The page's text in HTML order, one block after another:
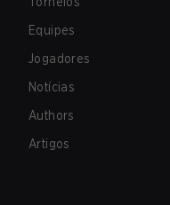
Equipes
Jogadores
Notícias
Authors
Artigos